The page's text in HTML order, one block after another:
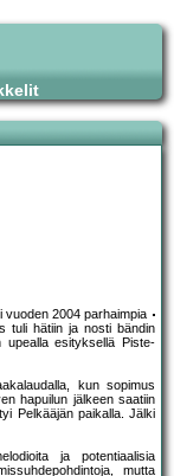
vuoden 2004 parhaimpia
tuli hätiin ja nosti bändin
upealla esityksellä Piste-
kun sopimus
hapuilun jälkeen saatiin
Pelkääjän paikalla. Jälki
ja potentiaalisia
mutta